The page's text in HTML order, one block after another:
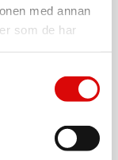
med annan
som de har
Rek: 199,00 kr